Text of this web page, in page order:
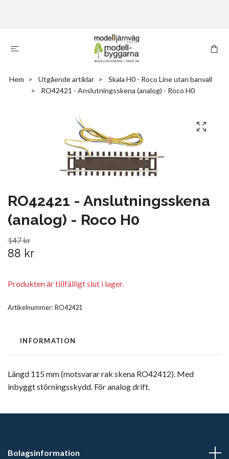
Hem Utgående artiklar
Skala H0 - Roco Line utan banvall
RO42421 - Anslutningsskena (analog) - Roco H0
RO42421 - Anslutningsskena
(analog) - Roco H0
147 kr
88 kr
Produkten är tillfälligt slut i lager.
Artikelnummer:RO42421
INFORMATION
Längd 115 mm (motsvarar rak skena RO42412). Med
inbyggt störningsskydd. För analog drift.
Bolagsinformation